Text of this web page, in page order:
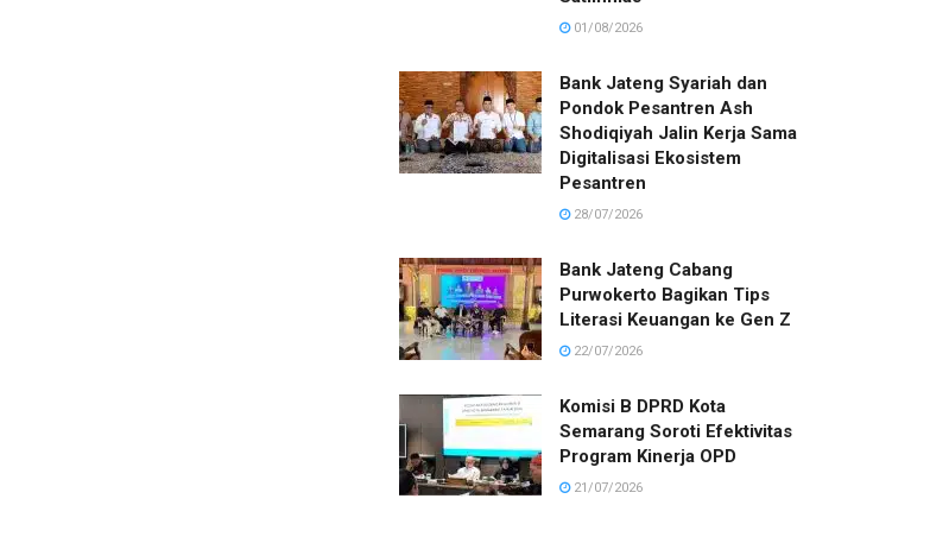
01/08/2026
Bank Jateng Syariah dan
Pondok Pesantren Ash
Shodiqiyah Jalin Kerja Sama
Digitalisasi Ekosistem
Pesantren
28/07/2026
Bank Jateng Cabang
Purwokerto Bagikan Tips
Literasi Keuangan ke Gen Z
22/07/2026
Komisi B DPRD Kota
Semarang Soroti Efektivitas
Program Kinerja OPD
21/07/2026